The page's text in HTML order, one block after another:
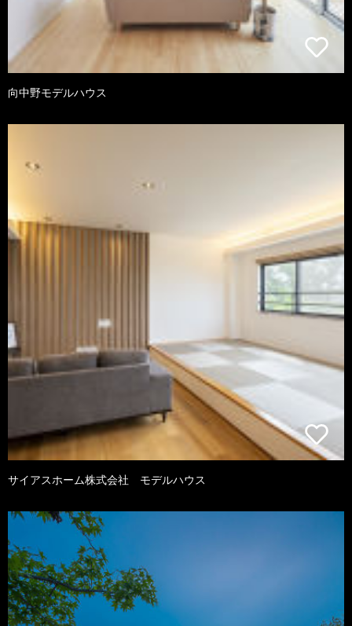
向中野モデルハウス
サイアスホーム株式会社 モデルハウス